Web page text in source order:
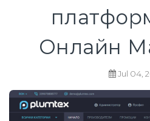
Онлайн
Jul 04,